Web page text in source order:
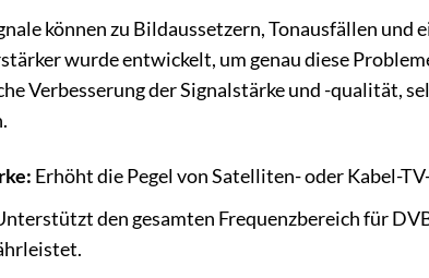
können zu Bildaussetzern, Tonausfällen
wurde entwickelt, um genau diese
Verbesserung der Signalstärke und -qualität,
Erhöht die Pegel von Satelliten- oder Kabel-
den gesamten Frequenzbereich für